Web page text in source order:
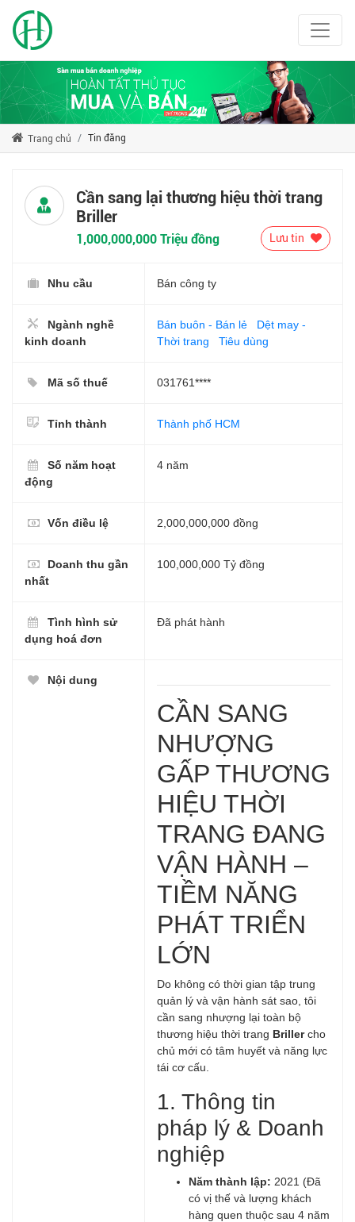
Trang chủ Tin đăng
Cần sang lại thương hiệu thời trang
Briller
1,000,000,000 Triệu đồng Lưu tin
Nhu cầu Bán công ty
Ngành nghề
kinh doanh
Bán buôn - Bán lẻ
Dệt may -
Thời trang
Tiêu dùng
Mã số thuế 031761****
Tỉnh thành Thành phố HCM
Số năm hoạt
động
4 năm
Vốn điều lệ 2,000,000,000 đồng
Doanh thu gần
nhất
100,000,000 Tỷ đồng
Tình hình sử
dụng hoá đơn
Đã phát hành
Nội dung
CẦN SANG
NHƯỢNG
GẤP THƯƠNG
HIỆU THỜI
TRANG ĐANG
VẬN HÀNH –
TIỀM NĂNG
PHÁT TRIỂN
LỚN
Do không có thời gian tập trung
quản lý và vận hành sát sao, tôi
cần sang nhượng lại toàn bộ
thương hiệu thời trang Brillercho
chủ mới có tâm huyết và năng lực
tái cơ cấu.
1. Thông tin
pháp lý & Doanh
nghiệp
Năm thành lập: 2021 (Đã
có vị thế và lượng khách
hàng quen thuộc sau 4 năm